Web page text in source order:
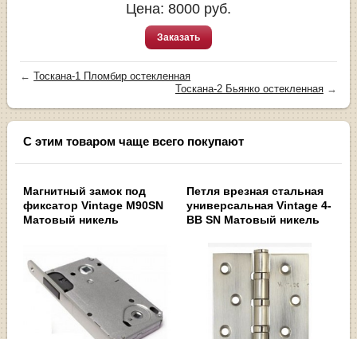
Цена: 8000 руб.
Заказать
←Тоскана-1 Пломбир остекленная
Тоскана-2 Бьянко остекленная→
С этим товаром чаще всего покупают
Магнитный замок под
фиксатор Vintage M90SN
Матовый никель
Петля врезная стальная
универсальная Vintage 4-
BB SN Матовый никель